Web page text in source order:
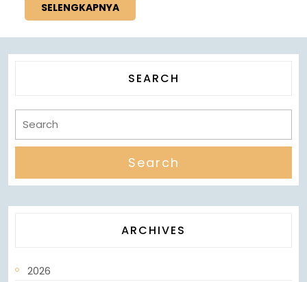
SELENGKAPNYA
SEARCH
ARCHIVES
2026